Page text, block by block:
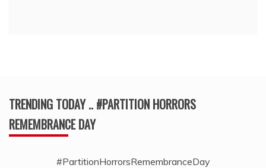
TRENDING TODAY .. #PARTITION HORRORS
REMEMBRANCE DAY
#PartitionHorrorsRemembranceDay